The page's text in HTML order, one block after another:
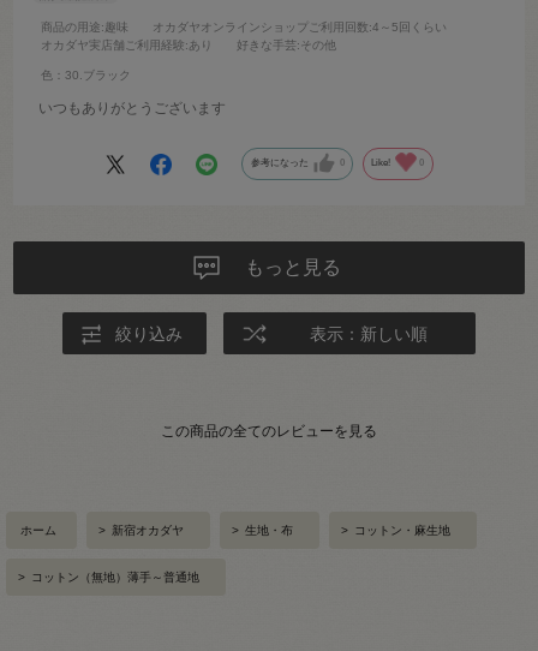
商品の用途:趣味 オカダヤオンラインショップご利用回数:4～5回くらい
オカダヤ実店舗ご利用経験:あり 好きな手芸:その他
色：30.ブラック
いつもありがとうございます
参考になった 0 Like! 0
もっと見る
絞り込み 表示：新しい順
この商品の全てのレビューを見る
ホーム > 新宿オカダヤ > 生地・布 > コットン・麻生地
> コットン（無地）薄手～普通地